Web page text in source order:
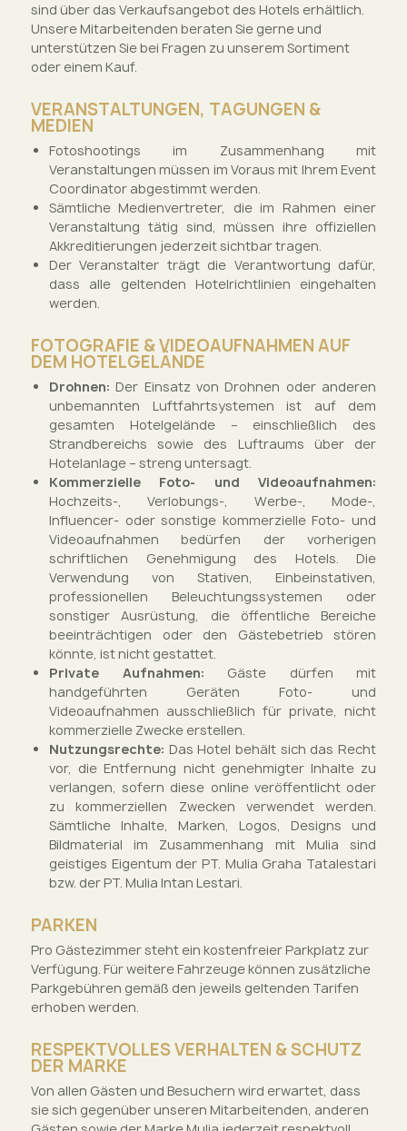
sind über das Verkaufsangebot des Hotels erhältlich.
Unsere Mitarbeitenden beraten Sie gerne und
unterstützen Sie bei Fragen zu unserem Sortiment
oder einem Kauf.
VERANSTALTUNGEN, TAGUNGEN &
MEDIEN
Fotoshootings im Zusammenhang mit
Veranstaltungen müssen im Voraus mit Ihrem Event
Coordinator abgestimmt werden.
Sämtliche Medienvertreter, die im Rahmen einer
Veranstaltung tätig sind, müssen ihre offiziellen
Akkreditierungen jederzeit sichtbar tragen.
Der Veranstalter trägt die Verantwortung dafür,
dass alle geltenden Hotelrichtlinien eingehalten
werden.
FOTOGRAFIE & VIDEOAUFNAHMEN AUF
DEM HOTELGELÄNDE
Drohnen: Der Einsatz von Drohnen oder anderen
unbemannten Luftfahrtsystemen ist auf dem
gesamten Hotelgelände – einschließlich des
Strandbereichs sowie des Luftraums über der
Hotelanlage – streng untersagt.
Kommerzielle Foto- und Videoaufnahmen:
Hochzeits-, Verlobungs-, Werbe-, Mode-,
Influencer- oder sonstige kommerzielle Foto- und
Videoaufnahmen bedürfen der vorherigen
schriftlichen Genehmigung des Hotels. Die
Verwendung von Stativen, Einbeinstativen,
professionellen Beleuchtungssystemen oder
sonstiger Ausrüstung, die öffentliche Bereiche
beeinträchtigen oder den Gästebetrieb stören
könnte, ist nicht gestattet.
Private Aufnahmen: Gäste dürfen mit
handgeführten Geräten Foto- und
Videoaufnahmen ausschließlich für private, nicht
kommerzielle Zwecke erstellen.
Nutzungsrechte: Das Hotel behält sich das Recht
vor, die Entfernung nicht genehmigter Inhalte zu
verlangen, sofern diese online veröffentlicht oder
zu kommerziellen Zwecken verwendet werden.
Sämtliche Inhalte, Marken, Logos, Designs und
Bildmaterial im Zusammenhang mit Mulia sind
geistiges Eigentum der PT. Mulia Graha Tatalestari
bzw. der PT. Mulia Intan Lestari.
PARKEN
Pro Gästezimmer steht ein kostenfreier Parkplatz zur
Verfügung. Für weitere Fahrzeuge können zusätzliche
Parkgebühren gemäß den jeweils geltenden Tarifen
erhoben werden.
RESPEKTVOLLES VERHALTEN & SCHUTZ
DER MARKE
Von allen Gästen und Besuchern wird erwartet, dass
sie sich gegenüber unseren Mitarbeitenden, anderen